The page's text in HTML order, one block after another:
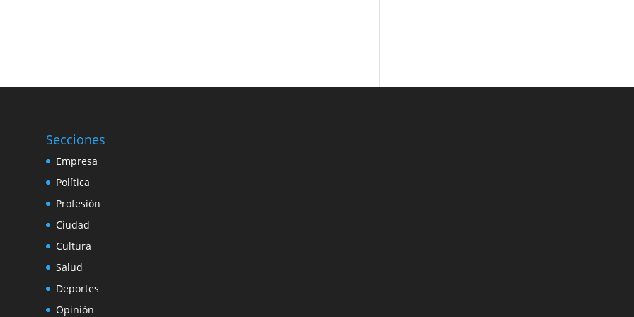
Secciones
Empresa
Política
Profesión
Ciudad
Cultura
Salud
Deportes
Opinión